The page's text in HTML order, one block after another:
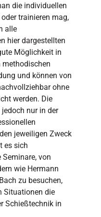
die individuellen
trainieren mag,
alle
hier dargestellten
Möglichkeit in
methodischen
und können von
ohne
werden. Die
nur in der
jeweiligen Zweck
es sich
von
wie Hermann
zu besuchen,
Situationen die
Schießtechnik in